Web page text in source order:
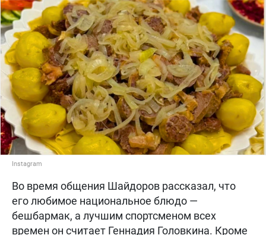
Instagram
Во время общения Шайдоров рассказал, что
его любимое национальное блюдо —
бешбармак, а лучшим спортсменом всех
времен он считает Геннадия Головкина. Кроме